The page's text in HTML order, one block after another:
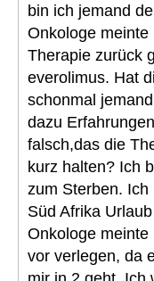
bin ich jemand
Onkologe meinte
Therapie zurück
everolimus. Hat
schonmal
dazu
falsch,das die
kurz halten? Ich
zum Sterben. Ich
Süd Afrika
Onkologe
vor verlegen, da